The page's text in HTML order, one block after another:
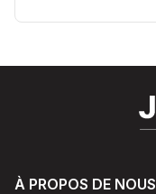
À PROPOS DE NOUS